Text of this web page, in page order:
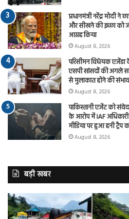
प्रधानमंत्री नरेंद्र मोदी ने
और सीखने की इच्छा को
आग्रह किया
August 8, 2026
परिसीमन विधेयक एजेंडा
एसपी सांसदों की अगले
से मुलाकात होने की
August 8, 2026
पाकिस्तानी एजेंट को
के आरोप में IAF
मीडिया पर हुआ हनी ट्रैप
August 8, 2026
बड़ी खबर